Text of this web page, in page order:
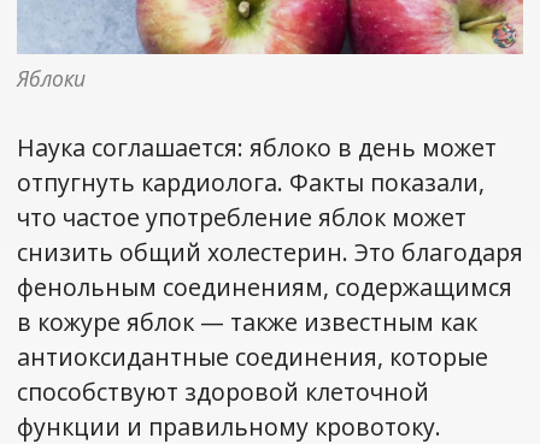
Яблоки
Наука соглашается: яблоко в день может
отпугнуть кардиолога. Факты показали,
что частое употребление яблок может
снизить общий холестерин. Это благодаря
фенольным соединениям, содержащимся
в кожуре яблок — также известным как
антиоксидантные соединения, которые
способствуют здоровой клеточной
функции и правильному кровотоку.